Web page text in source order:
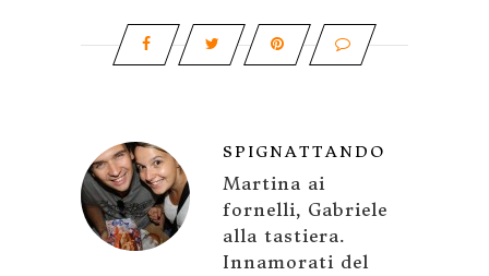
SPIGNATTANDO
Martina ai
fornelli, Gabriele
alla tastiera.
Innamorati del